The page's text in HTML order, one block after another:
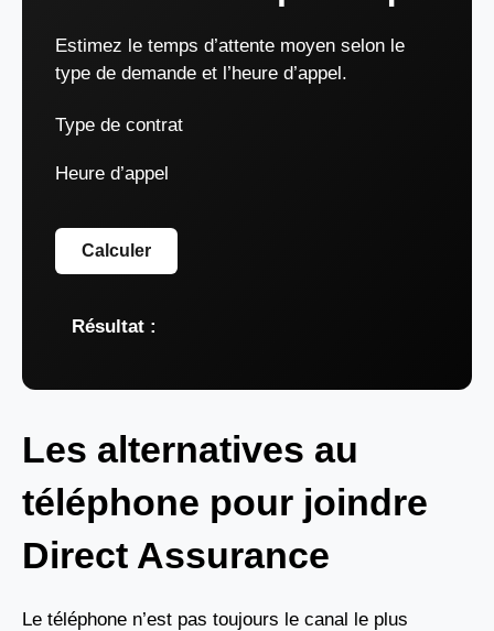
Estimez le temps d’attente moyen selon le
type de demande et l’heure d’appel.
Type de contrat
Heure d’appel
Calculer
Résultat :
Les alternatives au
téléphone pour joindre
Direct Assurance
Le téléphone n’est pas toujours le canal le plus